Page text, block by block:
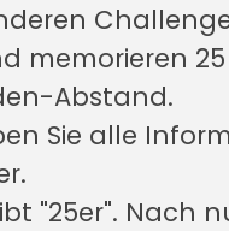
memorieren
Abstand.
Sie alle
"25er". Nach